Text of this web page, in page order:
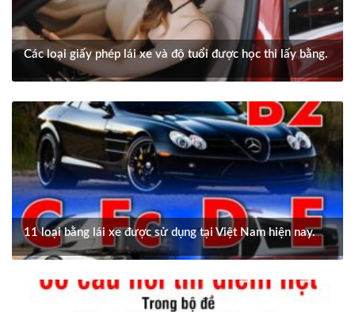
Các loại giấy phép lái xe và độ tuổi được học thi lấy bằng.
11 loại bằng lái xe được sử dụng tại Việt Nam hiện nay.